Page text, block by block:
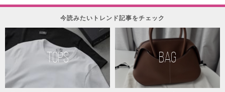
今読みたいトレンド記事をチェック
TOPS BAG